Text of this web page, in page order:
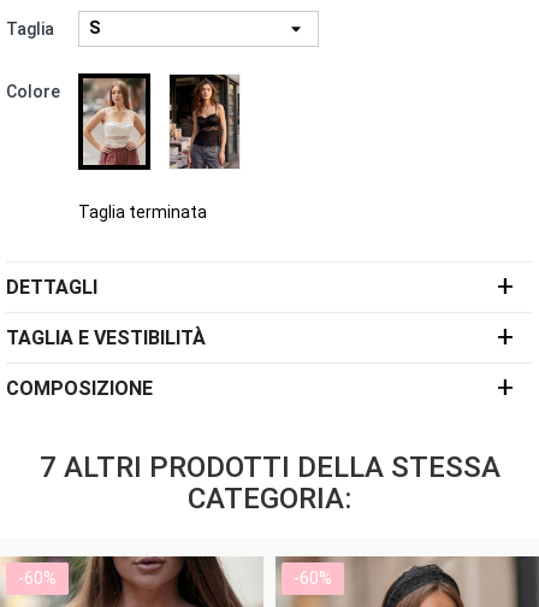
Taglia
Colore BIANCO NERO
Taglia terminata
DETTAGLI +
TAGLIA E VESTIBILITÀ +
COMPOSIZIONE +
7 ALTRI PRODOTTI DELLA STESSA
CATEGORIA:
-60% -60%